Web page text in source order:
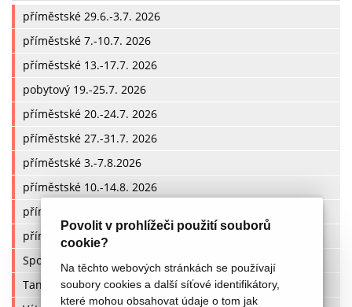
Povolit v prohlížeči použití souborů
cookie?
Na těchto webových stránkách se používají
soubory cookies a další síťové identifikátory,
které mohou obsahovat údaje o tom jak
příměstské 29.6.-3.7. 2026
příměstské 7.-10.7. 2026
příměstské 13.-17.7. 2026
pobytový 19.-25.7. 2026
příměstské 20.-24.7. 2026
příměstské 27.-31.7. 2026
příměstské 3.-7.8.2026
příměstské 10.-14.8. 2026
příměstské 17.-21.8. 2026
příměstské 24.-28.8. 2026
Sportovní
Taneční